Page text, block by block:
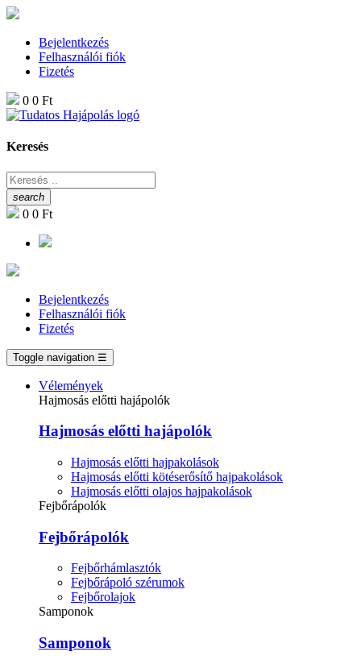
Bejelentkezés
Felhasználói fiók
Fizetés
0 0 Ft
Keresés
search
0 0 Ft
Bejelentkezés
Felhasználói fiók
Fizetés
Toggle navigation ☰
Vélemények
Hajmosás előtti hajápolók
Hajmosás előtti hajápolók
Hajmosás előtti hajpakolások
Hajmosás előtti kötéserősítő hajpakolások
Hajmosás előtti olajos hajpakolások
Fejbőrápolók
Fejbőrápolók
Fejbőrhámlasztók
Fejbőrápoló szérumok
Fejbőrolajok
Samponok
Samponok